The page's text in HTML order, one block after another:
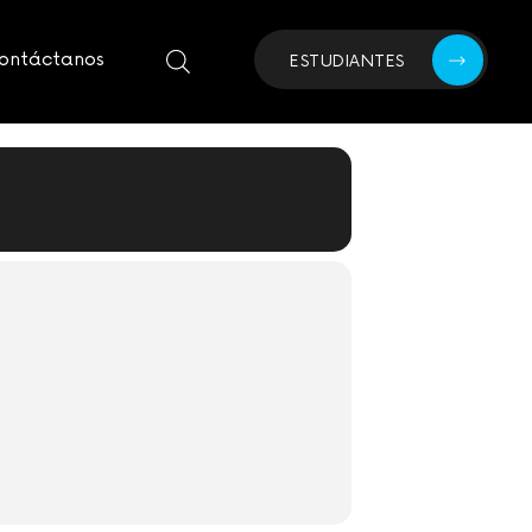
ESTUDIANTES